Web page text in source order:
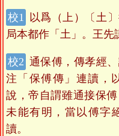
以爲（上）〔土
局本都作「土」。王先
通保傅，傳孝經、
注「保傅傳」連讀，
說，帝自謂雖通接保
未能有明，當以傅字
讀。